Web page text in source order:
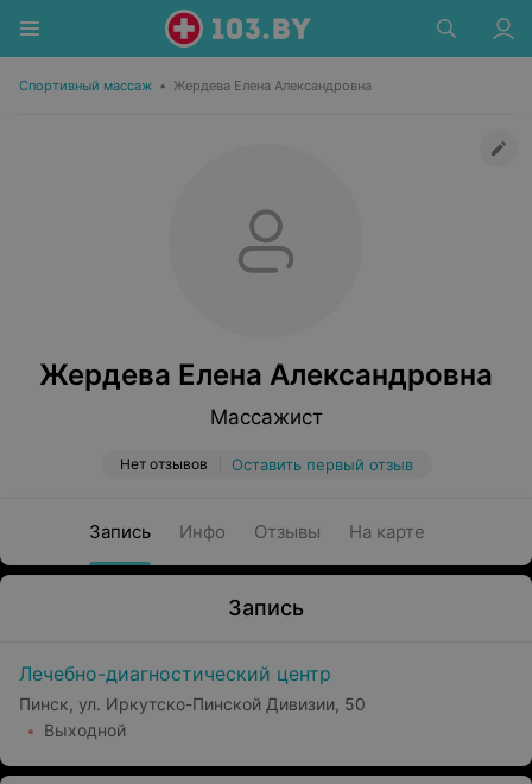
Спортивный массаж • Жердева Елена Александровна
Жердева Елена Александровна
Массажист
Нет отзывов Оставить первый отзыв
Запись Инфо Отзывы На карте
Запись
Лечебно-диагностический центр
Пинск, ул. Иркутско-Пинской Дивизии, 50
Выходной